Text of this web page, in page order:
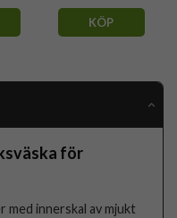
KÖP
för
med innerskal av mjukt